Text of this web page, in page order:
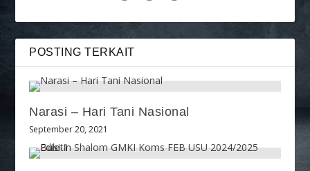
POSTING TERKAIT
Narasi – Hari Tani Nasional
September 20, 2021